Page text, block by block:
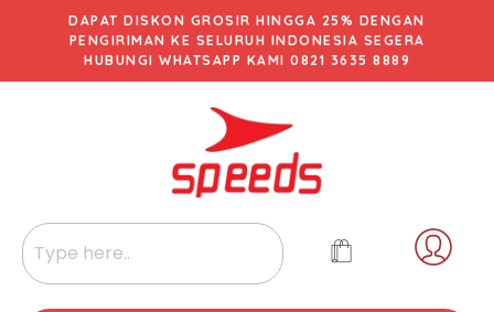
DAPAT DISKON GROSIR HINGGA 25% DENGAN
PENGIRIMAN KE SELURUH INDONESIA SEGERA
HUBUNGI WHATSAPP KAMI 0821 3635 8889